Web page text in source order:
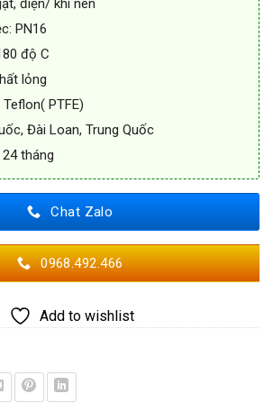
điện/ khí nén
PN16
độ C
lỏng
PTFE)
Đài Loan, Trung Quốc
tháng
Chat Zalo
0968.492.466
Add to wishlist